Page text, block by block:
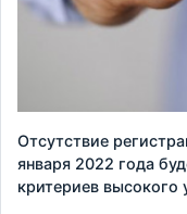
Отсутствие
января 2022 года
критериев высокого